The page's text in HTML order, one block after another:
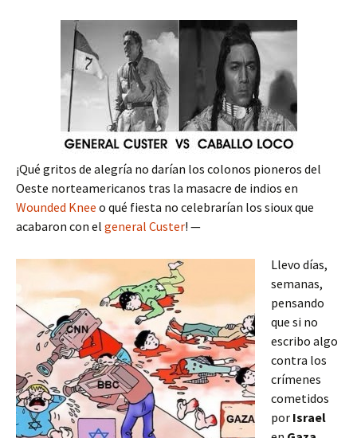
¡Qué gritos de alegría no darían los colonos pioneros del
Oeste norteamericanos tras la masacre de indios en
Wounded Knee o qué fiesta no celebrarían los sioux que
acabaron con el general Custer! —
Llevo días,
semanas,
pensando
que si no
escribo algo
contra los
crímenes
cometidos
por Israel